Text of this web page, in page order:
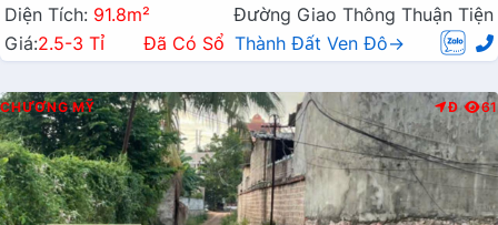
Diện Tích: 91.8m²
Đường Giao Thông Thuận Tiện
Giá:2.5-3 Tỉ Đã Có Sổ Thành Đất Ven Đô→
CHƯƠNG MỸ Đ 61